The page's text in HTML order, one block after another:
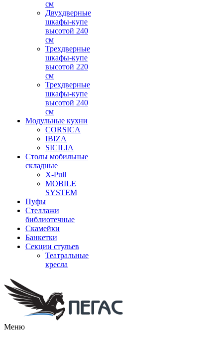
см
Двухдверные
шкафы-купе
высотой 240
см
Трехдверные
шкафы-купе
высотой 220
см
Трехдверные
шкафы-купе
высотой 240
см
Модульные кухни
CORSICA
IBIZA
SICILIA
Столы мобильные
складные
X-Pull
MOBILE
SYSTEM
Пуфы
Стеллажи
библиотечные
Скамейки
Банкетки
Секции стульев
Театральные
кресла
Меню